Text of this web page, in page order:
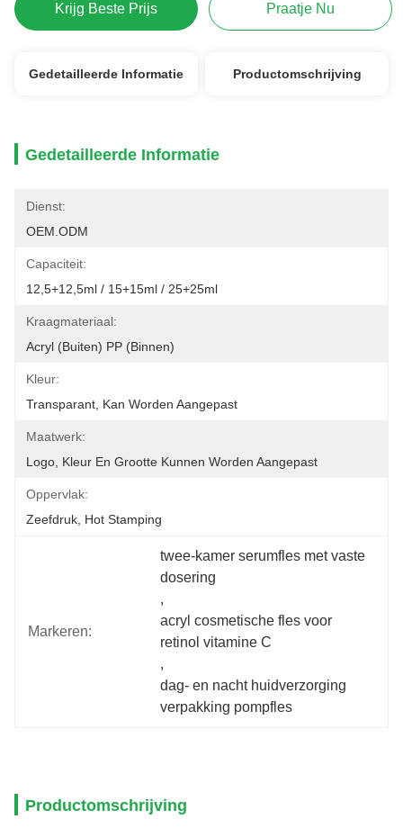
Krijg Beste Prijs Praatje Nu
Gedetailleerde Informatie Productomschrijving
Gedetailleerde Informatie
Dienst:
OEM.ODM
Capaciteit:
12,5+12,5ml / 15+15ml / 25+25ml
Kraagmateriaal:
Acryl (buiten) PP (binnen)
Kleur:
Transparant, Kan Worden Aangepast
Maatwerk:
Logo, Kleur En Grootte Kunnen Worden Aangepast
Oppervlak:
Zeefdruk, Hot Stamping
Markeren:
twee-kamer serumfles met vaste
dosering
,
acryl cosmetische fles voor
retinol vitamine C
,
dag- en nacht huidverzorging
verpakking pompfles
Productomschrijving